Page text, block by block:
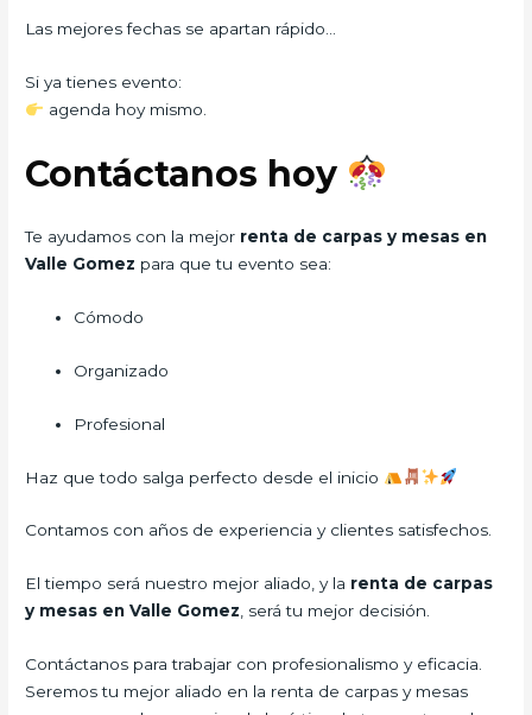
Las mejores fechas se apartan rápido…
Si ya tienes evento:
agenda hoy mismo.
Contáctanos hoy
Te ayudamos con la mejor renta de carpas y mesas en
Valle Gomez para que tu evento sea:
Cómodo
Organizado
Profesional
Haz que todo salga perfecto desde el inicio
Contamos con años de experiencia y clientes satisfechos.
El tiempo será nuestro mejor aliado, y la renta de carpas
y mesas en Valle Gomez, será tu mejor decisión.
Contáctanos para trabajar con profesionalismo y eficacia.
Seremos tu mejor aliado en la renta de carpas y mesas